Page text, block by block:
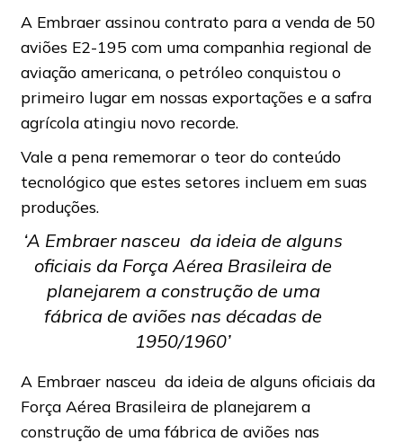
A Embraer assinou contrato para a venda de 50
aviões E2-195 com uma companhia regional de
aviação americana, o petróleo conquistou o
primeiro lugar em nossas exportações e a safra
agrícola atingiu novo recorde.
Vale a pena rememorar o teor do conteúdo
tecnológico que estes setores incluem em suas
produções.
‘A Embraer nasceu da ideia de alguns
oficiais da Força Aérea Brasileira de
planejarem a construção de uma
fábrica de aviões nas décadas de
1950/1960’
A Embraer nasceu da ideia de alguns oficiais da
Força Aérea Brasileira de planejarem a
construção de uma fábrica de aviões nas